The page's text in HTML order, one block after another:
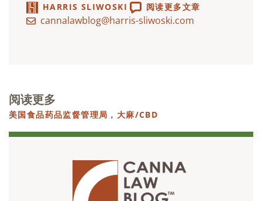
HARRIS SLIWOSKI 阅读更多文章
cannalawblog@harris-sliwoski.com
阅读更多
美国食品药品监督管理局 ， 大麻/CBD